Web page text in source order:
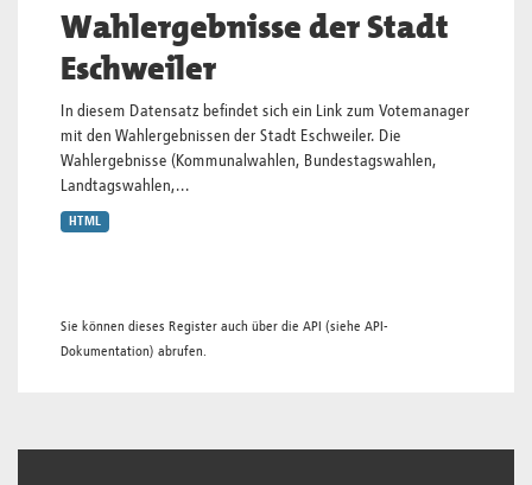
Wahlergebnisse der Stadt
Eschweiler
In diesem Datensatz befindet sich ein Link zum Votemanager
mit den Wahlergebnissen der Stadt Eschweiler. Die
Wahlergebnisse (Kommunalwahlen, Bundestagswahlen,
Landtagswahlen,...
HTML
Sie können dieses Register auch über die API (siehe API-
Dokumentation) abrufen.